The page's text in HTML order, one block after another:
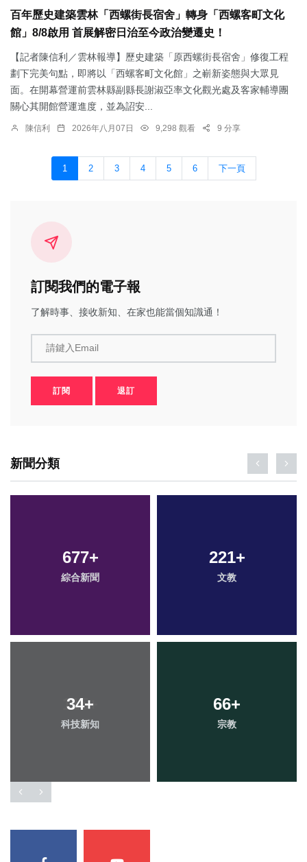
百年歷史建築雲林「西螺街長宿舍」轉身「西螺客町文化
館」8/8啟用 首展解密日治至今政治變遷史！
【記者陳信利／雲林報導】歷史建築「原西螺街長宿舍」修復工程
劃下完美句點，即將以「西螺客町文化館」之嶄新姿態與大眾見
面。在開幕營運前雲林縣副縣長謝淑亞率文化觀光處及客家輔導團
關心其開館營運進度，並為詔安...
陳信利 2026年八月07日 9,298 觀看 9 分享
1 2 3 4 5 6 下一頁
訂閱我們的電子報
了解時事、接收新知、在家也能當個知識通！
請鍵入Email
訂閱 退訂
新聞分類
677+
綜合新聞
221+
文教
34+
科技新知
66+
宗教